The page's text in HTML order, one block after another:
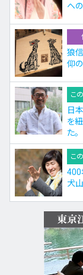
への
狼
仰
こ
日
を
た。
こ
400
犬